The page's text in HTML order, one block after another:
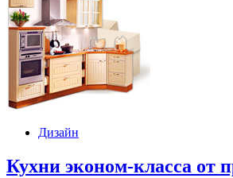
Дизайн
Кухни эконом-класса от